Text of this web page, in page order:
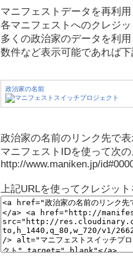
マニフェストデータを再利
各マニフェストへのクレジッ
多くの政治家のデータを利
数件など表示可能であれば
政治家の名前
政治家の名前のリンク先で
マニフェストIDを使って次
http://www.maniken.jp/
上記URLを使ってクレジッ